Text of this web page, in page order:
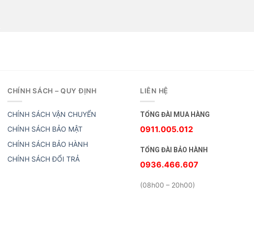
CHÍNH SÁCH – QUY ĐỊNH
CHÍNH SÁCH VẬN CHUYỂN
CHÍNH SÁCH BẢO MẬT
CHÍNH SÁCH BẢO HÀNH
CHÍNH SÁCH ĐỔI TRẢ
LIÊN HỆ
TỔNG ĐÀI MUA HÀNG
0911.005.012
TỔNG ĐÀI BẢO HÀNH
0936.466.607
(08h00 – 20h00)